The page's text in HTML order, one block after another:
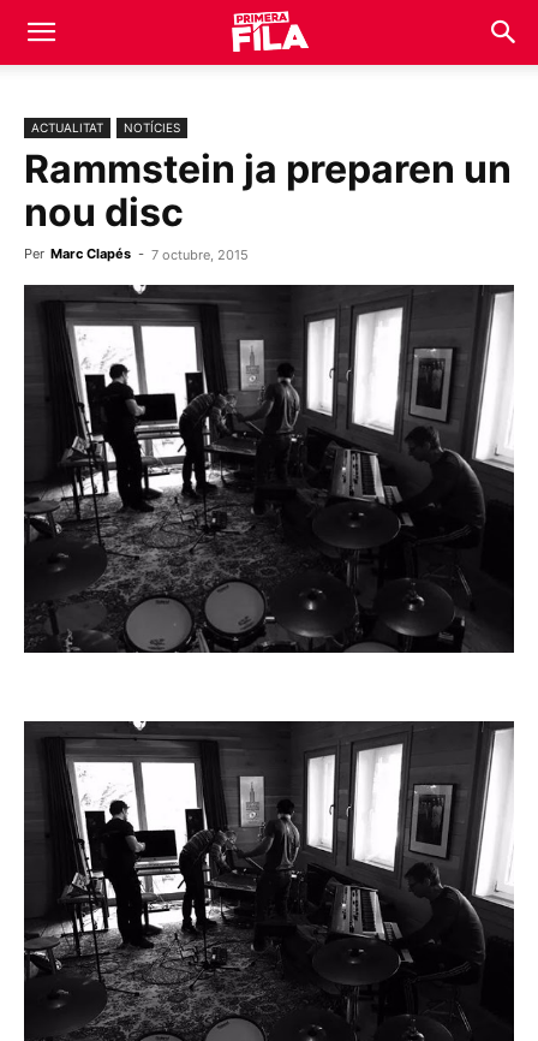
ACTUALITAT NOTÍCIES
Rammstein ja preparen un
nou disc
Per Marc Clapés - 7 octubre, 2015